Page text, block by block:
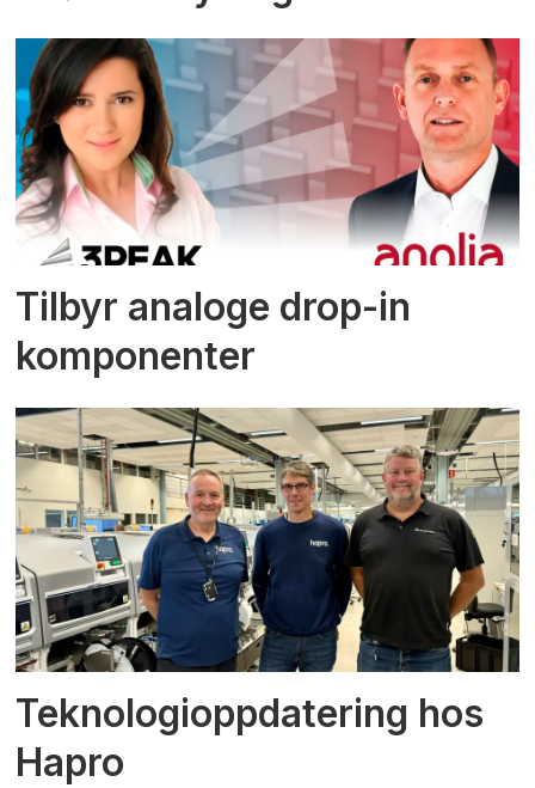
Tilbyr analoge drop-in
komponenter
Teknologioppdatering hos
Hapro